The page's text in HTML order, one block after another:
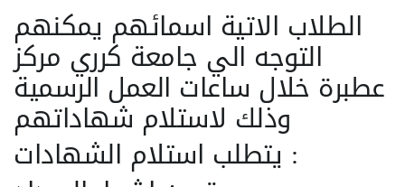
الطلاب الاتية اسمائهم يمكنهم
التوجه الي جامعة كرري مركز
عطبرة خلال ساعات العمل الرسمية
وذلك لاستلام شهاداتهم
يتطلب استلام الشهادات :